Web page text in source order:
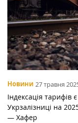
Новини 27 травня
Індексація
Укрзалізниці на
— Хафер